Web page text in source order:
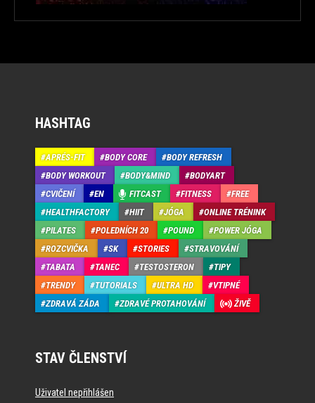
HASHTAG
APRÉS-FIT BODY CORE
BODY REFRESH
BODY WORKOUT
BODY&MIND
BODYART
CVIČENÍ
EN FITCAST FITNESS
FREE
HEALTHFACTORY
HIIT JÓGA
ONLINE TRÉNINK
PILATES
POLEDNÍCH 20 POUND
POWER JÓGA
ROZCVIČKA
SK STORIES
STRAVOVÁNÍ
TABATA
TANEC TESTOSTERON
TIPY
TRENDY
TUTORIALS ULTRA HD
VTIPNÉ
ZDRAVÁ ZÁDA
ZDRAVÉ PROTAHOVÁNÍ ŽIVĚ
STAV ČLENSTVÍ
Uživatel nepřihlášen